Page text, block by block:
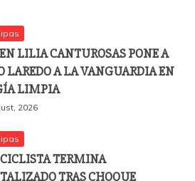
LILIA CANTUROSAS PONE A
LAREDO A LA VANGUARDIA EN
LIMPIA
2026
TERMINA
TRAS CHOQUE